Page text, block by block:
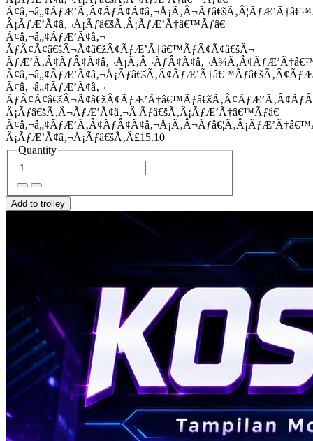
Â¡ÃƒÆ’Ã¢â‚¬Å¡Ãƒâ€šÃ‚Â¡ÃƒÆ’Ã†â€™Ãƒâ€
Ã¢â‚¬â„¢ÃƒÆ’Ã¢â‚¬
ÃƒÂ¢Ã¢â€šÂ¬Ã¢â€žÂ¢ÃƒÆ’Ã†â€™ÃƒÂ¢Ã¢â€šÂ¬
Ã¢â‚¬â„¢ÃƒÆ’Ã¢â‚¬
Â¡Ãƒâ€šÃ‚Â¬ÃƒÆ’Ã¢â‚¬Â¦Ãƒâ€šÃ‚Â¡ÃƒÆ’Ã†â€™Ãƒâ€
Â¡ÃƒÆ’Ã¢â‚¬Å¡Ãƒâ€šÃ‚Â£15.10
Quantity
Add to trolley